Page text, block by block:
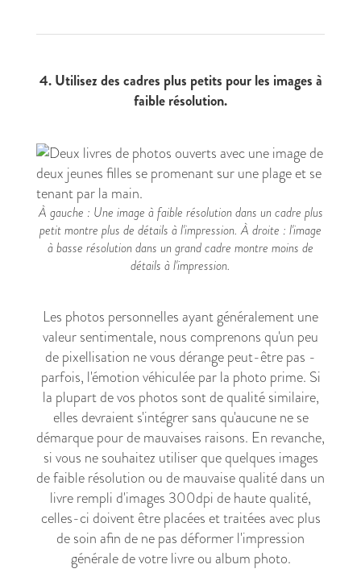
4. Utilisez des cadres plus petits pour les images à
faible résolution.
À gauche : Une image à faible résolution dans un cadre plus
petit montre plus de détails à l'impression. À droite : l'image
à basse résolution dans un grand cadre montre moins de
détails à l'impression.
Les photos personnelles ayant généralement une
valeur sentimentale, nous comprenons qu'un peu
de pixellisation ne vous dérange peut-être pas -
parfois, l'émotion véhiculée par la photo prime. Si
la plupart de vos photos sont de qualité similaire,
elles devraient s'intégrer sans qu'aucune ne se
démarque pour de mauvaises raisons. En revanche,
si vous ne souhaitez utiliser que quelques images
de faible résolution ou de mauvaise qualité dans un
livre rempli d'images 300dpi de haute qualité,
celles-ci doivent être placées et traitées avec plus
de soin afin de ne pas déformer l'impression
générale de votre livre ou album photo.